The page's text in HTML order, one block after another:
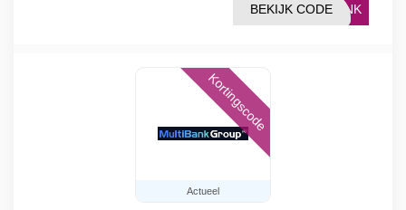
LINK
BEKIJK CODE
Actueel
Kortingscode